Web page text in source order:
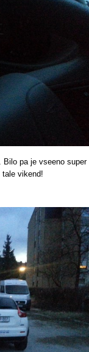
Bilo pa je vseeno super
vikend!